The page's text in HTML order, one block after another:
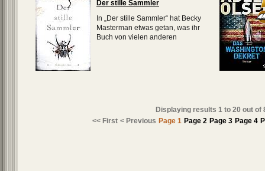
Der stille Sammler
In „Der stille Sammler“ hat Becky
Masterman etwas getan, was ihr
Buch von vielen anderen
Displaying results 1 to 20 out of
<< First < Previous Page 1 Page 2 Page 3 Page 4